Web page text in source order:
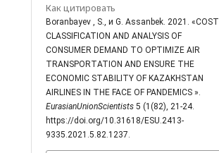
Как цитировать
Boranbayev , S., и G. Assanbek. 2021. «COST
CLASSIFICATION AND ANALYSIS OF
CONSUMER DEMAND TO OPTIMIZE AIR
TRANSPORTATION AND ENSURE THE
ECONOMIC STABILITY OF KAZAKHSTAN
AIRLINES IN THE FACE OF PANDEMICS ».
EurasianUnionScientists 5 (1(82), 21-24.
https://doi.org/10.31618/ESU.2413-
9335.2021.5.82.1237.